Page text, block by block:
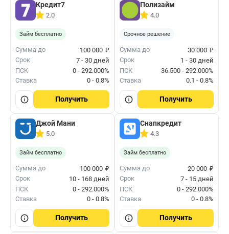
Кредит7
2.0
Займ бесплатно
Сумма до 100 000 ₽
Срок
7 - 30 дней
ПСК
0 - 292.000%
Ставка
0 - 0.8%
Получить
Полизайм
4.0
Срочное решение
Сумма до 30 000 ₽
Срок
1 - 30 дней
ПСК
36.500 - 292.000%
Ставка
0.1 - 0.8%
Получить
Джой Мани
5.0
Займ бесплатно
Сумма до 100 000 ₽
Срок
10 - 168 дней
ПСК
0 - 292.000%
Ставка
0 - 0.8%
Получить
Снапкредит
4.3
Займ бесплатно
Сумма до 20 000 ₽
Срок
7 - 15 дней
ПСК
0 - 292.000%
Ставка
0 - 0.8%
Получить